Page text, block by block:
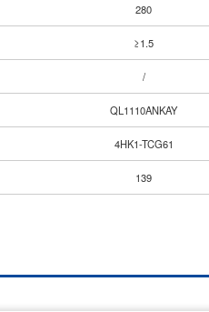
280
≥1.5
/
QL1110ANKAY
4HK1-TCG61
139